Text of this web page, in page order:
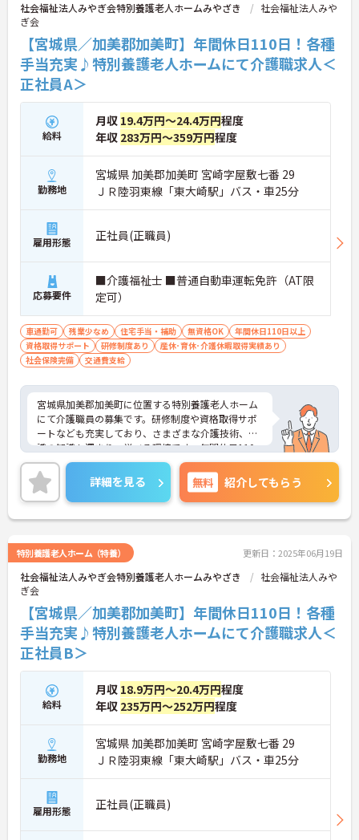
社会福祉法人みやぎ会特別養護老人ホームみやざき
社会福祉法人みや
ぎ会
【宮城県／加美郡加美町】年間休日110日！各種
手当充実♪特別養護老人ホームにて介護職求人＜
正社員A＞
給料
月収 19.4万円～24.4万円程度
年収 283万円～359万円程度
勤務地
宮城県 加美郡加美町 宮崎字屋敷七番 29
ＪＲ陸羽東線「東大崎駅」バス・車25分
雇用形態 正社員(正職員)
応募要件
■介護福祉士 ■普通自動車運転免許（AT限
定可）
車通勤可 残業少なめ 住宅手当・補助 無資格OK
年間休日110日以上
資格取得サポート
研修制度あり
産休･育休･介護休暇取得実績あり
社会保険完備
交通費支給
宮城県加美郡加美町に位置する特別養護老人ホーム
にて介護職員の募集です。研修制度や資格取得サポ
ートなども充実しており、さまざまな介護技術、知
識の知識も深まり、学べる環境です。年間休日110
日あり、メリハリつけてご就業いただけます。
ご興味のある方には、面接対策ポイントなど、さら
に詳細をお話しいたしますのでお気軽にご相談くだ
さい！
詳細を見る 無料 紹介してもらう
特別養護老人ホーム（特養） 更新日：2025年06月19日
社会福祉法人みやぎ会特別養護老人ホームみやざき
社会福祉法人みや
ぎ会
【宮城県／加美郡加美町】年間休日110日！各種
手当充実♪特別養護老人ホームにて介護職求人＜
正社員B＞
給料
月収 18.9万円～20.4万円程度
年収 235万円～252万円程度
勤務地
宮城県 加美郡加美町 宮崎字屋敷七番 29
ＪＲ陸羽東線「東大崎駅」バス・車25分
雇用形態 正社員(正職員)